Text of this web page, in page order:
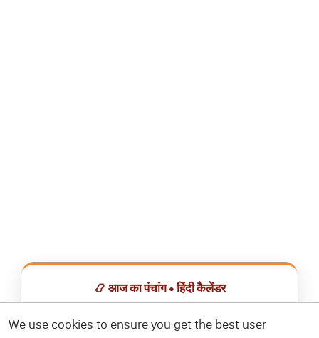
📿 आज का पंचांग • हिंदी कैलेंडर
We use cookies to ensure you get the best user